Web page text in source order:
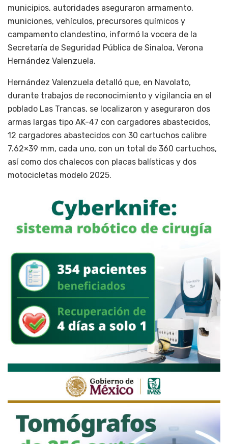
municipios, autoridades aseguraron armamento,
municiones, vehículos, precursores químicos y
campamento clandestino, informó la vocera de la
Secretaría de Seguridad Pública de Sinaloa, Verona
Hernández Valenzuela.
Hernández Valenzuela detalló que, en Navolato,
durante trabajos de reconocimiento y vigilancia en el
poblado Las Trancas, se localizaron y aseguraron dos
armas largas tipo AK-47 con cargadores abastecidos,
12 cargadores abastecidos con 30 cartuchos calibre
7.62×39 mm, cada uno, con un total de 360 cartuchos,
así como dos chalecos con placas balísticas y dos
motocicletas modelo 2025.